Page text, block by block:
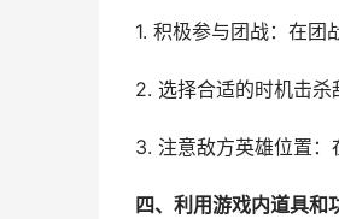
1. 积极参与团战：在团
2. 选择合适的时机击杀
3. 注意敌方英雄位置：
四、利用游戏内道具和